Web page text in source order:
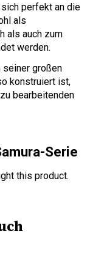
perfekt an die
als
als auch zum
werden.
großen
konstruiert ist,
bearbeitenden
Serie
this product.